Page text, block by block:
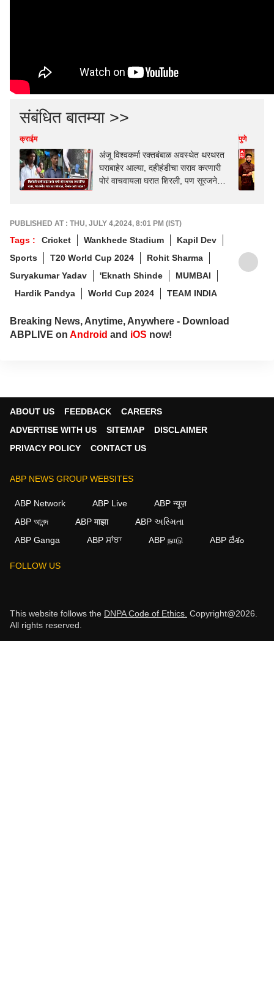
संबंधित बातम्या >>
क्राईम
अंजू विश्वकर्मा रक्तबंबाळ अवस्थेत थरथरत
घराबाहेर आल्या, दहीहंडीचा सराव करणारी
पोरं वाचवायला घरात शिरली, पण सूरजने
पुणे
PUBLISHED AT : THU, JULY 4,2024, 8:01 PM (IST)
Tags : Cricket Wankhede Stadium
Kapil Dev
Sports
T20 World Cup 2024
Rohit Sharma
Suryakumar Yadav
'Eknath Shinde
MUMBAI
Hardik Pandya
World Cup 2024 TEAM INDIA
Breaking News, Anytime, Anywhere - Download
ABPLIVE on Android and iOS now!
ABOUT US FEEDBACK
CAREERS
ADVERTISE WITH US
SITEMAP
DISCLAIMER
PRIVACY POLICY
CONTACT US
ABP NEWS GROUP WEBSITES
ABP Network ABP Live
ABP न्यूज़
ABP আনন্দ
ABP माझा
ABP અસ્મિતા
ABP Ganga
ABP ਸਾਂਝਾ ABP நாடு ABP దేశం
FOLLOW US
This website follows the DNPA Code of Ethics. Copyright@2026.
All rights reserved.